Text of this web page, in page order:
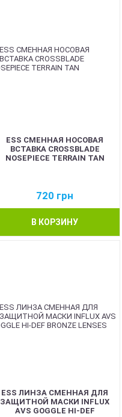
ESS СМЕННАЯ НОСОВАЯ
ВСТАВКА CROSSBLADE
NOSEPIECE TERRAIN TAN
720 грн
В КОРЗИНУ
ESS ЛИНЗА СМЕННАЯ ДЛЯ
ЗАЩИТНОЙ МАСКИ INFLUX
AVS GOGGLE HI-DEF